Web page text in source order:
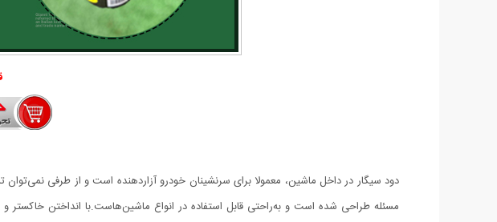
دود سیگار در داخل ماشین، معمولا برای سرنشینان خودرو آزاردهنده است و از طرفی نمی‌توان
مسئله طراحی شده است و به‌راحتی قابل استفاده در انواع ماشین‌هاست.با انداختن